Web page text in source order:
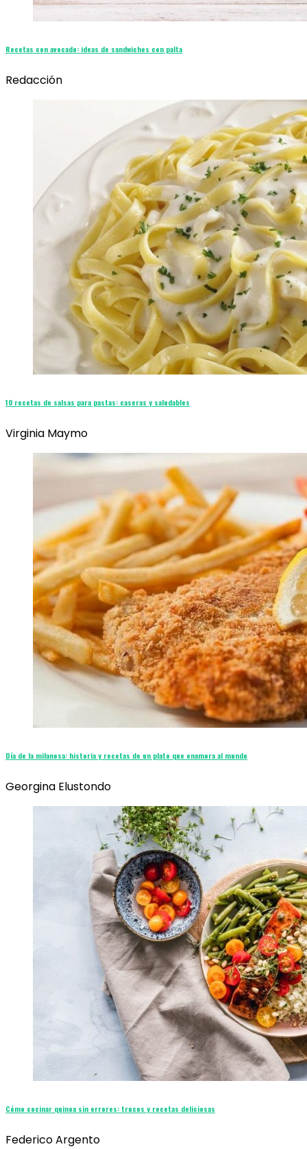
Recetas con avocado: ideas de sandwiches con palta
Redacción
10 recetas de salsas para pastas: caseras y saludables
Virginia Maymo
Día de la milanesa: historia y recetas de un plato que enamora al mundo
Georgina Elustondo
Cómo cocinar quinoa sin errores: trucos y recetas deliciosas
Federico Argento